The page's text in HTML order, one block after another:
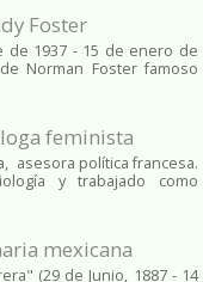
Foster
de 1937 - 15 de enero de
Norman Foster famoso
feminista
asesora política francesa.
y trabajado como
mexicana
(29 de Junio, 1887 - 14